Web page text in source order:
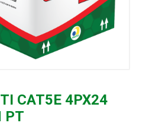
CAT5E 4PX24
PT